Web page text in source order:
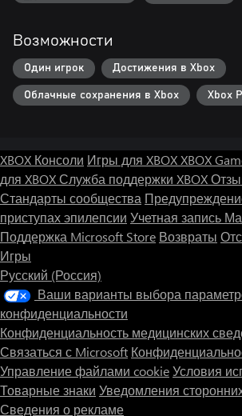
Возможности
Один игрок Достижения в Xbox
Облачные сохранения в Xbox Xbox
XBOX Консоли Игры для XBOXXBOX
для XBOXСлужба поддержки XBOX
Стандарты сообщества
приступах эпилепсии Учетная запись
Поддержка Microsoft Store Возвраты
Игры
Русский (Россия)
Ваши варианты выбора
конфиденциальности
Конфиденциальность медицинских
Связаться с Microsoft
Управление файлами cookieУсловия
Товарные знаки Уведомления
Сведения о рекламе